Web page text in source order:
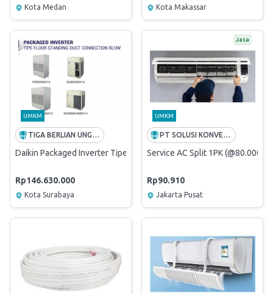
Kota Medan Kota Makassar
UMKM
TIGA BERLIAN UNGGUL
Daikin Packaged Inverter Tipe Floor Standing Duct Conn. Blow (
Rp146.630.000
Kota Surabaya
Jasa
UMKM
PT SOLUSI KONVERGEN INDONESIA
Service AC Split 1PK (@80.000/
Rp90.910
Jakarta Pusat